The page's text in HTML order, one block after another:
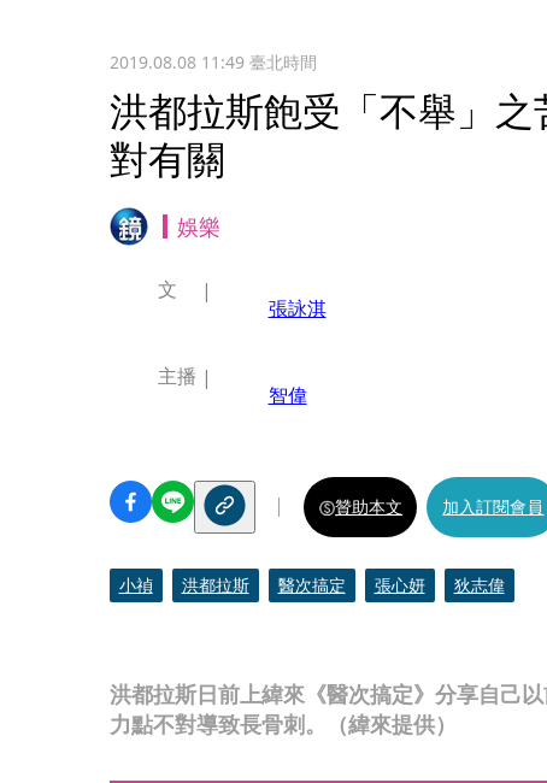
2019.08.08 11:49臺北時間
洪都拉斯飽受「不舉」
對有關
娛樂
洪都拉斯日前上緯來《醫次搞定》分享自己
力點不對導致長骨刺。（緯來提供）
文
張詠淇
主播
智偉
贊助本文 加入訂閱會員
小禎 洪都拉斯 醫次搞定 張心妍 狄志偉